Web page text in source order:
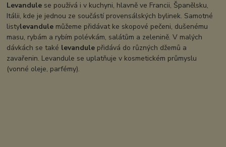
Levandule se používá i v kuchyni, hlavně ve Francii, Španělsku,
Itálii, kde je jednou ze součástí provensálských bylinek. Samotné
listylevandule můžeme přidávat ke skopové pečeni, dušenému
masu, rybám a rybím polévkám, salátům a zelenině. V malých
dávkách se také levandule přidává do různých džemů a
zavařenin. Levandule se uplatňuje v kosmetickém průmyslu
(vonné oleje, parfémy).